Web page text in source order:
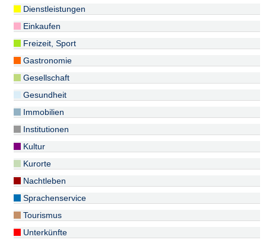
Dienstleistungen
Einkaufen
Freizeit, Sport
Gastronomie
Gesellschaft
Gesundheit
Immobilien
Institutionen
Kultur
Kurorte
Nachtleben
Sprachenservice
Tourismus
Unterkünfte